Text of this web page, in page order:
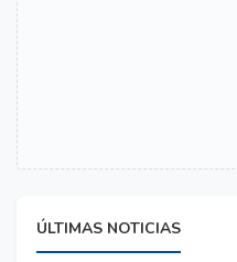
ÚLTIMAS NOTICIAS